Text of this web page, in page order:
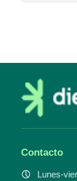
Contacto
Lunes-